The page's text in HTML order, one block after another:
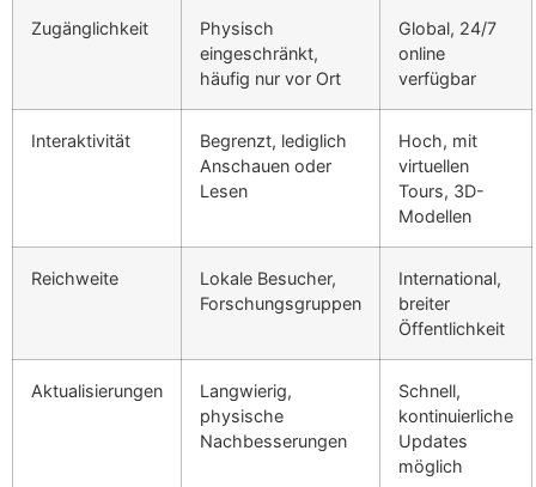
Zugänglichkeit
Physisch
eingeschränkt,
häufig nur vor Ort
Global, 24/7
online
verfügbar
Interaktivität
Begrenzt, lediglich
Anschauen oder
Lesen
Hoch, mit
virtuellen
Tours, 3D-
Modellen
Reichweite
Lokale Besucher,
Forschungsgruppen
International,
breiter
Öffentlichkeit
Aktualisierungen
Langwierig,
physische
Nachbesserungen
Schnell,
kontinuierliche
Updates
möglich